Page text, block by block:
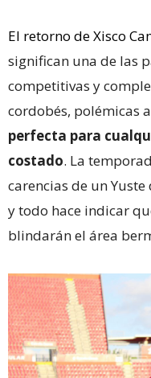
El retorno de Xisco
significan una de las
competitivas y
cordobés, polémicas
perfecta para
costado. La
carencias de un
y todo hace indicar
blindarán el área